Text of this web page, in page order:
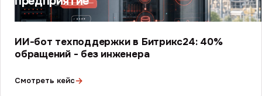
ИИ-бот техподдержки в Битрикс24: 40%
обращений - без инженера
Смотреть кейс→